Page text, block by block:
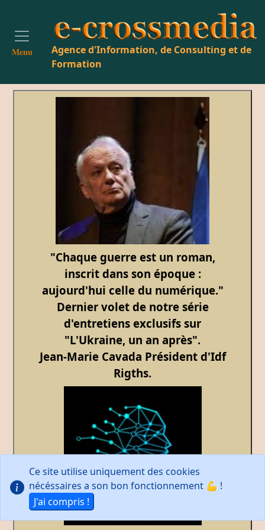
Menu
Agence d'Information, de Consulting et de
Formation
"Chaque guerre est un roman,
inscrit dans son époque :
aujourd'hui celle du numérique."
Dernier volet de notre série
d'entretiens exclusifs sur
"L'Ukraine, un an après".
Jean-Marie Cavada Président d'Idf
Rigths.
Ce site utilise uniquement des cookies
nécéssaires a son bon fonctionnement 💪 !
J'ai compris !